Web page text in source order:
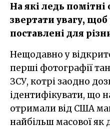
На які ледь помітні
звертати увагу, щоб
поставлені для
Нещодавно у відкритому доступі з’явились
перші фотографії
ЗСУ, котрі заодно
ідентифікувати, що
отримали від США
найбільш масової як